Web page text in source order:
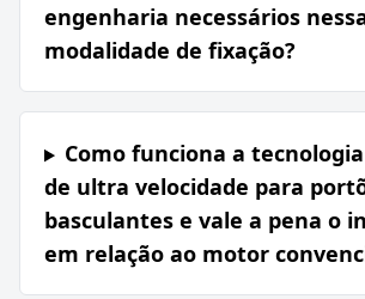
engenharia necessários
modalidade de fixação?
Como funciona a tecnologia
de ultra velocidade para
basculantes e vale a pena o
em relação ao motor